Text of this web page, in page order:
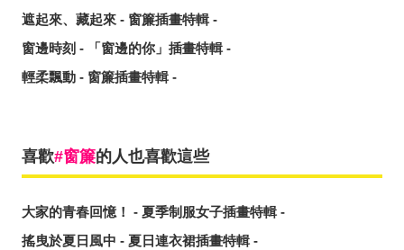
遮起來、藏起來 - 窗簾插畫特輯 -
窗邊時刻 - 「窗邊的你」插畫特輯 -
輕柔飄動 - 窗簾插畫特輯 -
喜歡 窗簾的人也喜歡這些
大家的青春回憶！ - 夏季制服女子插畫特輯 -
搖曳於夏日風中 - 夏日連衣裙插畫特輯 -